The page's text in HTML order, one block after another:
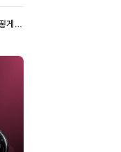
리스크 리셋이란 무엇인가: 시장은 어떻게 인플레이션, 금리, 변동성을 다시 가격에 반영하는가